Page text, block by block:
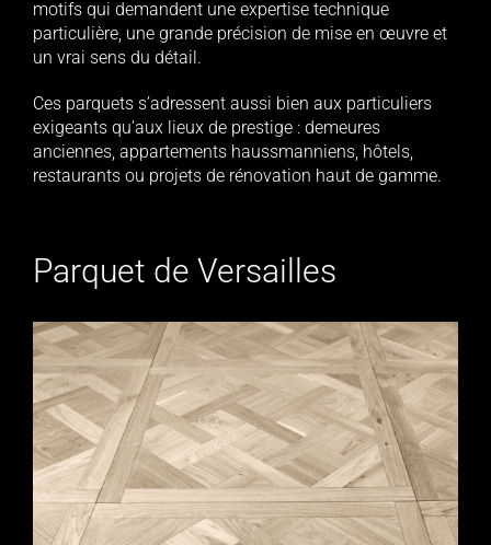
motifs qui demandent une expertise technique
particulière, une grande précision de mise en œuvre et
un vrai sens du détail.
Ces parquets s’adressent aussi bien aux particuliers
exigeants qu’aux lieux de prestige : demeures
anciennes, appartements haussmanniens, hôtels,
restaurants ou projets de rénovation haut de gamme.
Parquet de Versailles